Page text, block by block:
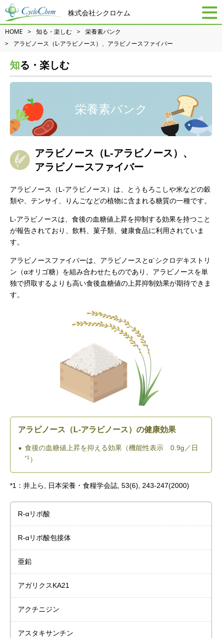
株式会社シクロケム
HOME 知る・楽しむ
栄養素バンク
アラビノース（L-アラビノース）、アラビノースファイバー
知る・楽しむ
栄養素バンク
アラビノース（L-アラビノース）、
アラビノースファイバー
アラビノース（L-アラビノース）は、とうもろこしや米などの穀
類や、テンサイ、りんごなどの植物に含まれる糖質の一種です。
L-アラビノースは、食後の血糖値上昇を抑制する効果を持つこと
が報告されており、飲料、菓子類、健康食品に利用されていま
す。
アラビノースファイバーは、アラビノースとα⁻シクロデキストリ
ン（αオリゴ糖）を組み合わせたものであり、アラビノースを単
独で摂取するよりも高い食後血糖値の上昇抑制効果が期待できま
す。
アラビノース（L-アラビノース）の健康効果
食後の血糖値上昇を抑える効果（機能性表示 0.9g／日
*1 ）
*1：井上ら, 日本栄養・食糧学会誌, 53(6), 243-247(2000)
R-αリポ酸
R-αリポ酸包接体
亜鉛
アガリクスKA21
アクチニジン
アスタキサンチン